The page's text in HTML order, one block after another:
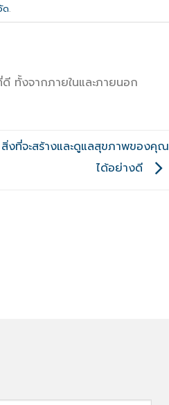
ด.
ทั้งจากภายในและภายนอก
งที่จะสร้างและดูแลสุขภาพของคุณ
ได้อย่างดี